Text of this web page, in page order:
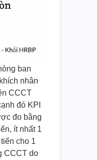
ban
nhân
CCCT
đó KPI
đo bằng
ít nhất 1
cho 1
CCCT do